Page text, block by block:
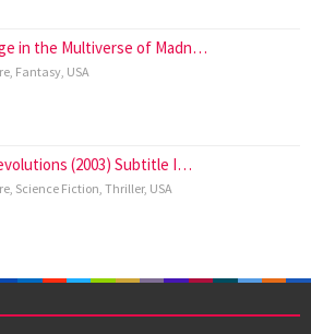
in the Multiverse of Madn…
, Fantasy, USA
(2003) Subtitle I…
, Science Fiction, Thriller, USA